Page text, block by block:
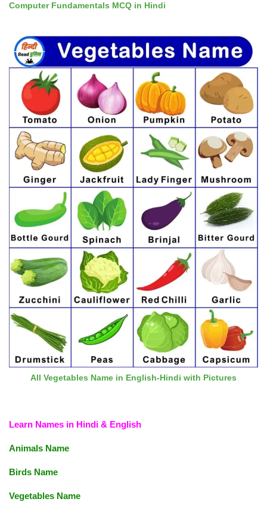
Computer Fundamentals MCQ in Hindi
All Vegetables Name in English-Hindi with Pictures
Learn Names in Hindi & English
Animals Name
Birds Name
Vegetables Name